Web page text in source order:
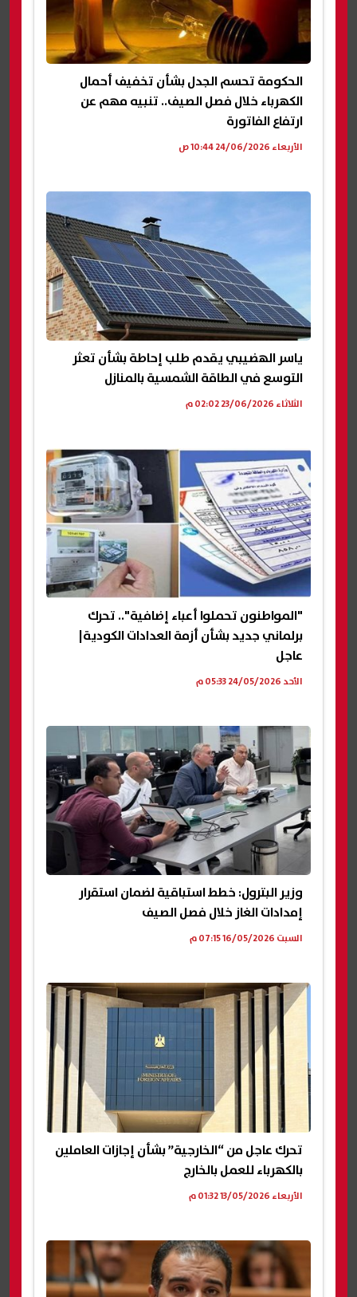
الحكومة تحسم الجدل بشأن تخفيف أحمال
الكهرباء خلال فصل الصيف.. تنبيه مهم عن
ارتفاع الفاتورة
الأربعاء 24/06/2026 10:44 ص
ياسر الهضيبي يقدم طلب إحاطة بشأن تعثر
التوسع في الطاقة الشمسية بالمنازل
الثلاثاء 23/06/2026 02:02 م
"المواطنون تحملوا أعباء إضافية".. تحرك
برلماني جديد بشأن أزمة العدادات الكودية|
عاجل
الأحد 24/05/2026 05:33 م
وزير البترول: خطط استباقية لضمان استقرار
إمدادات الغاز خلال فصل الصيف
السبت 16/05/2026 07:15 م
تحرك عاجل من “الخارجية” بشأن إجازات العاملين
بالكهرباء للعمل بالخارج
الأربعاء 13/05/2026 01:32 م